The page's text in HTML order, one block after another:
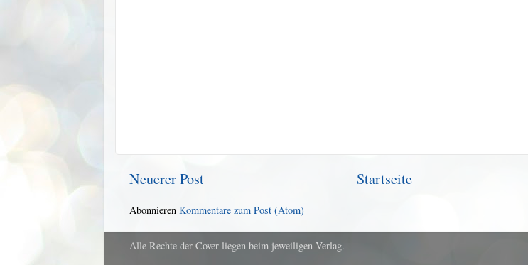
Neuerer Post Startseite
Abonnieren Kommentare zum Post (Atom)
Alle Rechte der Cover liegen beim jeweiligen Verlag.